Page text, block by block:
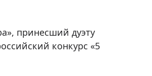
принесший дуэту
конкурс «5